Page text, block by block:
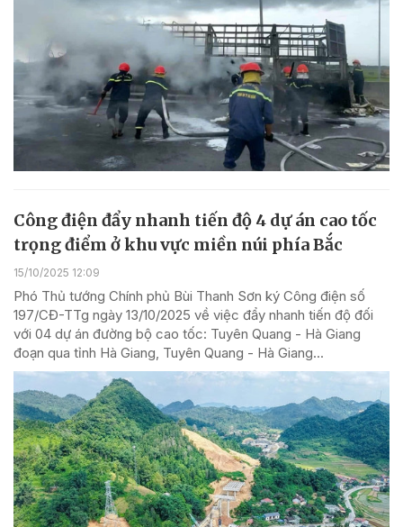
Công điện đẩy nhanh tiến độ 4 dự án cao tốc
trọng điểm ở khu vực miền núi phía Bắc
15/10/2025 12:09
Phó Thủ tướng Chính phủ Bùi Thanh Sơn ký Công điện số
197/CĐ-TTg ngày 13/10/2025 về việc đẩy nhanh tiến độ đối
với 04 dự án đường bộ cao tốc: Tuyên Quang - Hà Giang
đoạn qua tỉnh Hà Giang, Tuyên Quang - Hà Giang...